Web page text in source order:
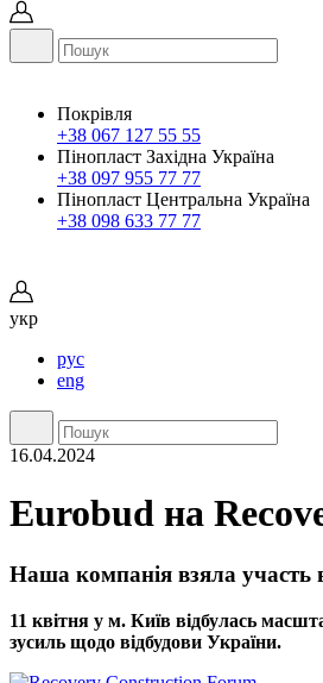
Покрівля
+38 067 127 55 55
Пінопласт Західна Україна
+38 097 955 77 77
Пінопласт Центральна Україна
+38 098 633 77 77
укр
рус
eng
16.04.2024
Eurobud на
Наша компанія взяла участь
11 квітня у м. Київ відбулась
зусиль щодо відбудови України.